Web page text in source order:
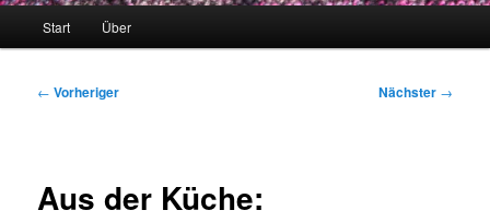
Start Über
Beitragsnavigation
← Vorheriger Nächster →
Aus der Küche: